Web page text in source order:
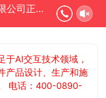
北京天创科林科技有限公司正在为您服务
于AI交互技术领域，
产品设计、生产和施
电话：400-0890-